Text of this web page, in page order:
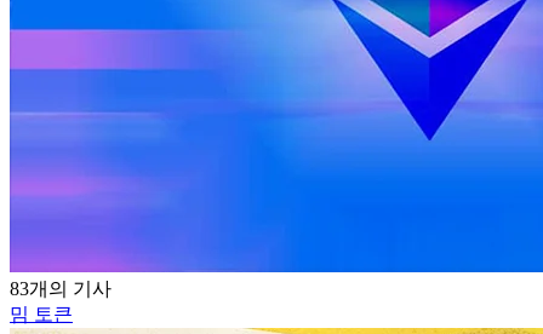
83개의 기사
밈 토큰